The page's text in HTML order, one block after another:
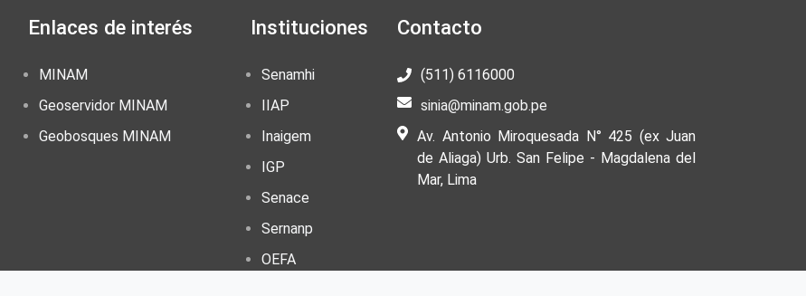
Enlaces de interés
MINAM
Geoservidor MINAM
Geobosques MINAM
Instituciones
Senamhi
IIAP
Inaigem
IGP
Senace
Sernanp
OEFA
Contacto
(511) 6116000
sinia@minam.gob.pe
Av. Antonio Miroquesada N° 425 (ex Juan
de Aliaga) Urb. San Felipe - Magdalena del
Mar, Lima